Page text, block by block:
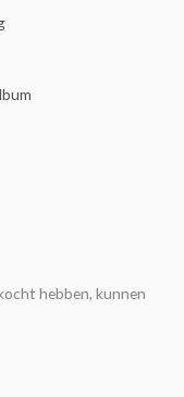
hebben, kunnen